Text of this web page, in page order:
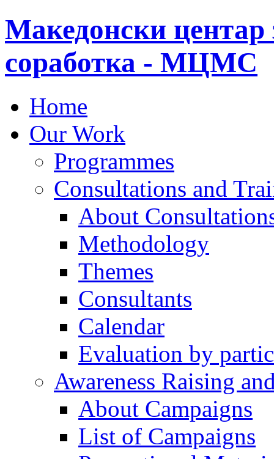
Македонски центар
соработка - МЦМС
Home
Our Work
Programmes
Consultations and
About
Methodology
Themes
Consultants
Calendar
Evaluation by
Awareness Raising
About Campaigns
List of Campaigns